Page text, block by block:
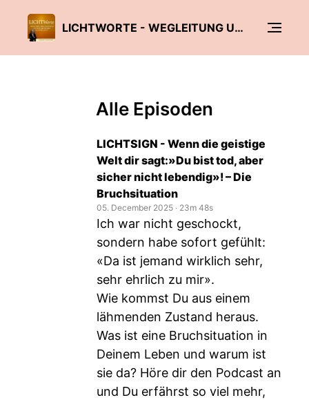
LICHTWORTE - WEGLEITUNG UND LICHTVOLLE INSPIRATION AUS DER GEISTIGEN WELT
Alle Episoden
LICHTSIGN - Wenn die geistige
Welt dir sagt:»Du bist tod, aber
sicher nicht lebendig»! – Die
Bruchsituation
05. December 2025 ‧ 23m 48s
Ich war nicht geschockt,
sondern habe sofort gefühlt:
«Da ist jemand wirklich sehr,
sehr ehrlich zu mir».
Wie kommst Du aus einem
lähmenden Zustand heraus.
Was ist eine Bruchsituation in
Deinem Leben und warum ist
sie da? Höre dir den Podcast an
und Du erfährst so viel mehr,